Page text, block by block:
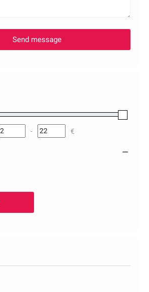
Minimum Price
-
Maximum Price
€